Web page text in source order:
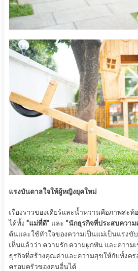
แรงบันดาลใจให้ผู้หญิงยุคใหม่
เรื่องราวของเดียร์และน้ำหวานคือภาพสะ
ได้ทั้ง “แม่ที่ดี” และ “นักธุรกิจที่ประสบความ
ต้นและใช้หัวใจของความเป็นแม่เป็นแรงขั
เห็นแล้วว่า ความรัก ความผูกพัน และความ
ธุรกิจที่สร้างคุณค่าและความสุขให้กับทั้งคร
ครอบครัวของคนอื่นได้